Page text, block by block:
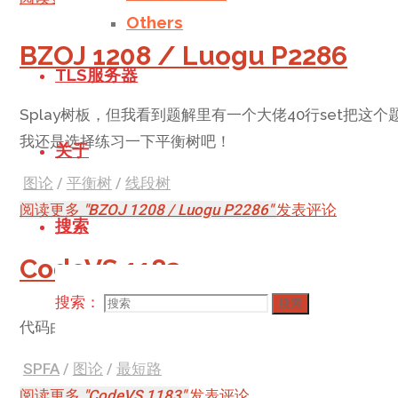
Others
TLS服务器
关于
搜索
搜索： 搜索
BZOJ 1208 / Luogu P2286
Splay树板，但我看到题解里有一个大佬40行set把这个
我还是选择练习一下平衡树吧！
图论 / 平衡树 / 线段树
阅读更多 "BZOJ 1208 / Luogu P2286" 发表评论
CodeVS 1183
代码由LeiruiCN白给！
SPFA / 图论 / 最短路